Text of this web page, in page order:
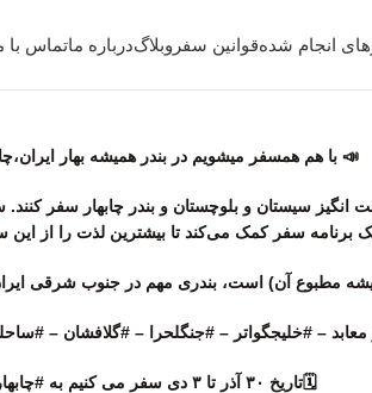
انجام شدهقوانین سفر وبلاگدرباره ماتماس با
📣 با هم همسفر ميشويم در بندر همیشه بهار
سیستان و بلوچستان و بندر چابهار سفر کنند.
برنامه سفر کمک می‌کند تا بیشترین لذت را از این
مطبوع آن) است، بندری مهم در جنوب شرقی
– #خليجگواتر – #جنگلحرا – #گلافشان –
🗓تاريخ ۳۰ آذر تا ۳ دی سفر مى كنيم به #چابهار